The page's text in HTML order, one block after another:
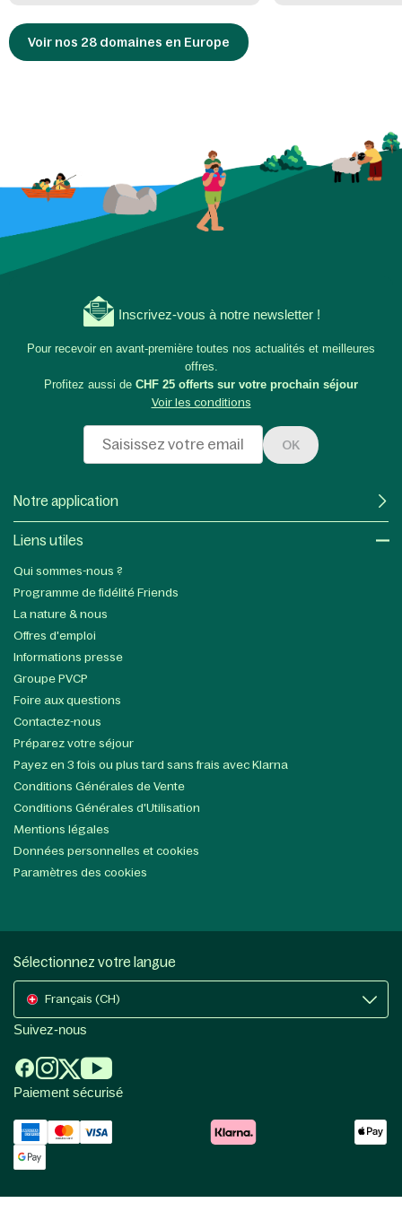
Voir nos 28 domaines en Europe
Inscrivez-vous à notre newsletter !
Pour recevoir en avant-première toutes nos actualités et meilleures
offres.
Profitez aussi de CHF 25 offerts sur votre prochain séjour
Voir les conditions
OK
Notre application
Liens utiles​
Qui sommes-nous ?
Programme de fidélité Friends
La nature & nous
Offres d'emploi
Informations presse
Groupe PVCP
Foire aux questions
Contactez-nous
Préparez votre séjour
Payez en 3 fois ou plus tard sans frais avec Klarna
Conditions Générales de Vente
Conditions Générales d'Utilisation
Mentions légales
Données personnelles et cookies
Paramètres des cookies
Sélectionnez votre langue
Français (CH)
Suivez-nous
Paiement sécurisé